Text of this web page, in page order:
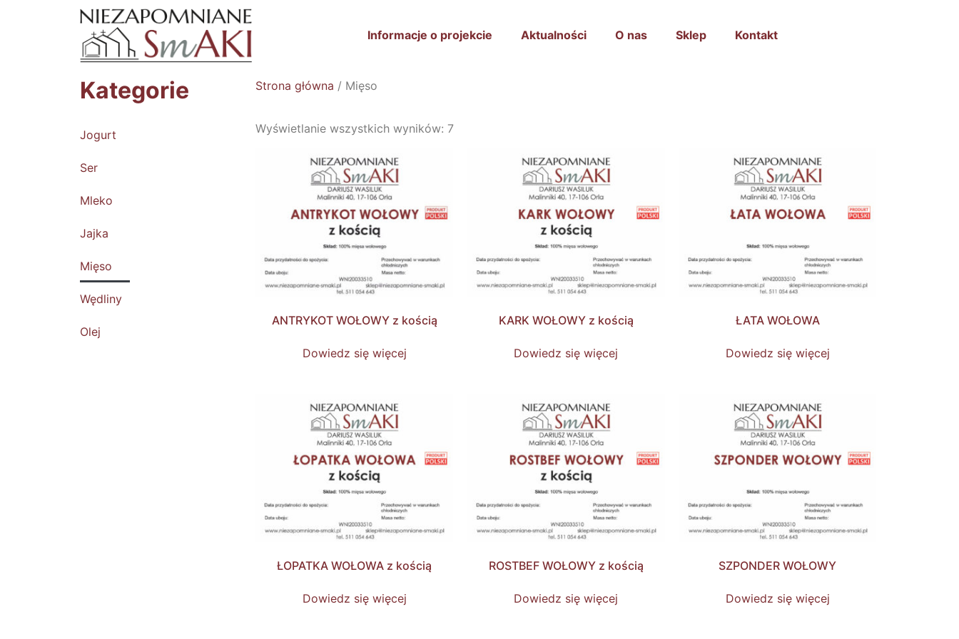
Informacje o projekcie Aktualności O nas Sklep Kontakt
Kategorie
Jogurt
Ser
Mleko
Jajka
Mięso
Wędliny
Olej
Strona główna / Mięso
Wyświetlanie wszystkich wyników: 7
ANTRYKOT WOŁOWY z kością
Dowiedz się więcej
KARK WOŁOWY z kością
Dowiedz się więcej
ŁATA WOŁOWA
Dowiedz się więcej
ŁOPATKA WOŁOWA z kością
Dowiedz się więcej
ROSTBEF WOŁOWY z kością
Dowiedz się więcej
SZPONDER WOŁOWY
Dowiedz się więcej